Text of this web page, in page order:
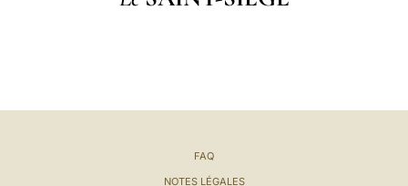
FAQ
NOTES LÉGALES